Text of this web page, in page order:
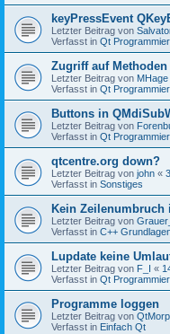
keyPressEvent
Letzter Beitrag von
Verfasst in Qt
Zugriff auf
Letzter Beitrag von MHage
Verfasst in Qt
Buttons in
Letzter Beitrag von
Verfasst in Qt
qtcentre.org down?
Letzter Beitrag von john «
Verfasst in Sonstiges
Kein Zeilenumbruch
Letzter Beitrag von
Verfasst in C++
Lupdate keine
Letzter Beitrag von F_I «
Verfasst in Qt
Programme loggen
Letzter Beitrag von
Verfasst in Einfach Qt